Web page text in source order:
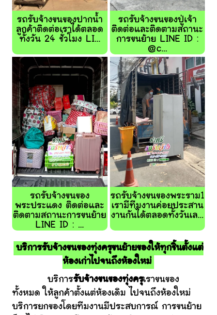
รถรับจ้างขนของปากน้ำ
ลูกค้าติดต่อเราได้ตลอด
ทั้งวัน 24 ชั่วโมง LI...
รถรับจ้างขนของปู่เจ้า
ติดต่อและติดตามสถานะ
การขนย้าย LINE ID :
@c...
รถรับจ้างขนของ
พระประแดง ติดต่อและ
ติดตามสถานะการขนย้าย
LINE ID : ...
รถรับจ้างขนของพระราม1
เรามีทีมงานค่อยประสาน
งานกันได้ตลอดทั้งวันเล...
บริการรับจ้างขนของทุ่งครุขนย้ายของให้ทุกชิ้นตั้งแต่
ห้องเก่าไปจนถึงห้องใหม่
บริการรับจ้างขนของทุ่งครุเราขนของ
ทั้งหมด ให้ลูกค้าตั้งแต่ห้องเดิม ไปจนถึงห้องใหม่
บริการยกของโดยทีมงานมีประสบการณ์ การขนย้าย